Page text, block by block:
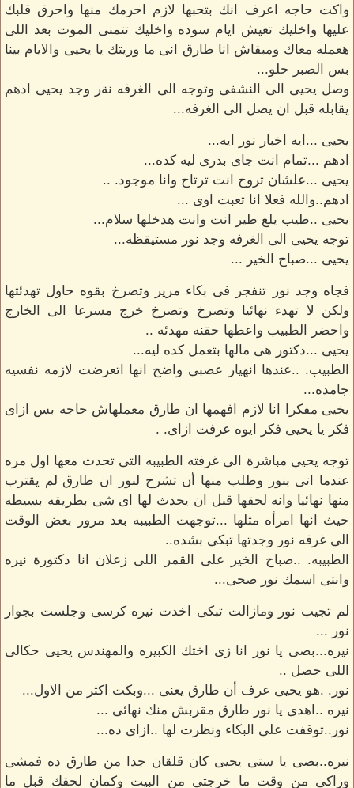
واكت حاجه اعرف انك بتحبها لازم احرمك منها واحرق قلبك
عليها واخليك تعيش ايام سوده واخليك تتمنى الموت بعد اللى
هعمله معاك ومبقاش انا طارق انى ما وريتك يا يحيى والايام بينا
بس الصبر حلو...
وصل يحيى الى النشفى وتوجه الى الغرفه نةر وجد يحيى ادهم
يقابله قبل ان يصل الى الغرفه...
يحيى ...ايه اخبار نور ايه...
ادهم ...تمام انت جاى بدرى ليه كده...
يحيى ...علشان تروح انت ترتاح وانا موجود. ..
ادهم..والله فعلا انا تعبت اوى ...
يحيى ..طيب يلع طير انت وانت هدخلها سلام...
توجه يحيى الى الغرفه وجد نور مستيقظه...
يحيى ...صباح الخير ...
فجاه وجد نور تنفجر فى بكاء مرير وتصرخ بقوه حاول تهدئتها
ولكن لا تهدء نهائيا وتصرخ وتصرخ خرج مسرعا الى الخارج
واحضر الطبيب واعطها حقنه مهدئه ..
يحيى ...دكتور هى مالها بتعمل كده ليه...
الطبيب. ..عندها انهيار عصبى واضح انها اتعرضت لازمه نفسيه
جامده...
يخيى مفكرا انا لازم افهمها ان طارق معملهاش حاجه بس ازاى
فكر يا يحيى فكر ايوه عرفت ازاى. .
توجه يحيى مباشرة الى غرفته الطبيبه التى تحدث معها اول مره
عندما اتى بنور وطلب منها أن تشرح لنور ان طارق لم يقترب
منها نهائيا وانه لحقها قبل ان يحدث لها اى شى بطريقه بسيطه
حيث انها امرأه مثلها ...توجهت الطبيبه بعد مرور بعض الوقت
الى غرفه نور وجدتها تبكى بشده..
الطبيبه. ..صباح الخير على القمر اللى زعلان انا دكتورة نيره
وانتى اسمك نور صحى...
لم تجيب نور ومازالت تبكى اخدت نيره كرسى وجلست بجوار
نور ...
نيره...بصى يا نور انا زى اختك الكبيره والمهندس يحيى حكالى
اللى حصل ..
نور. .هو يحيى عرف أن طارق يعنى ...وبكت اكثر من الاول...
نيره ..اهدى يا نور طارق مقربش منك نهائى ...
نور..توقفت على البكاء ونظرت لها ..ازاى ده...
نيره..بصى يا ستى يحيى كان قلقان جدا من طارق ده فمشى
وراكى من وقت ما خرجتى من البيت وكمان لحقك قبل ما